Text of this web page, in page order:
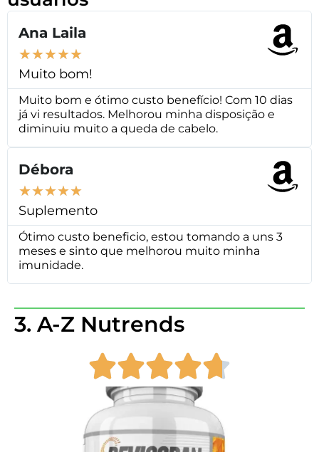
Ana Laila
★★★★★
Muito bom!
Muito bom e ótimo custo benefício! Com 10 dias
já vi resultados. Melhorou minha disposição e
diminuiu muito a queda de cabelo.
Débora
★★★★★
Suplemento
Ótimo custo beneficio, estou tomando a uns 3
meses e sinto que melhorou muito minha
imunidade.
3. A-Z Nutrends